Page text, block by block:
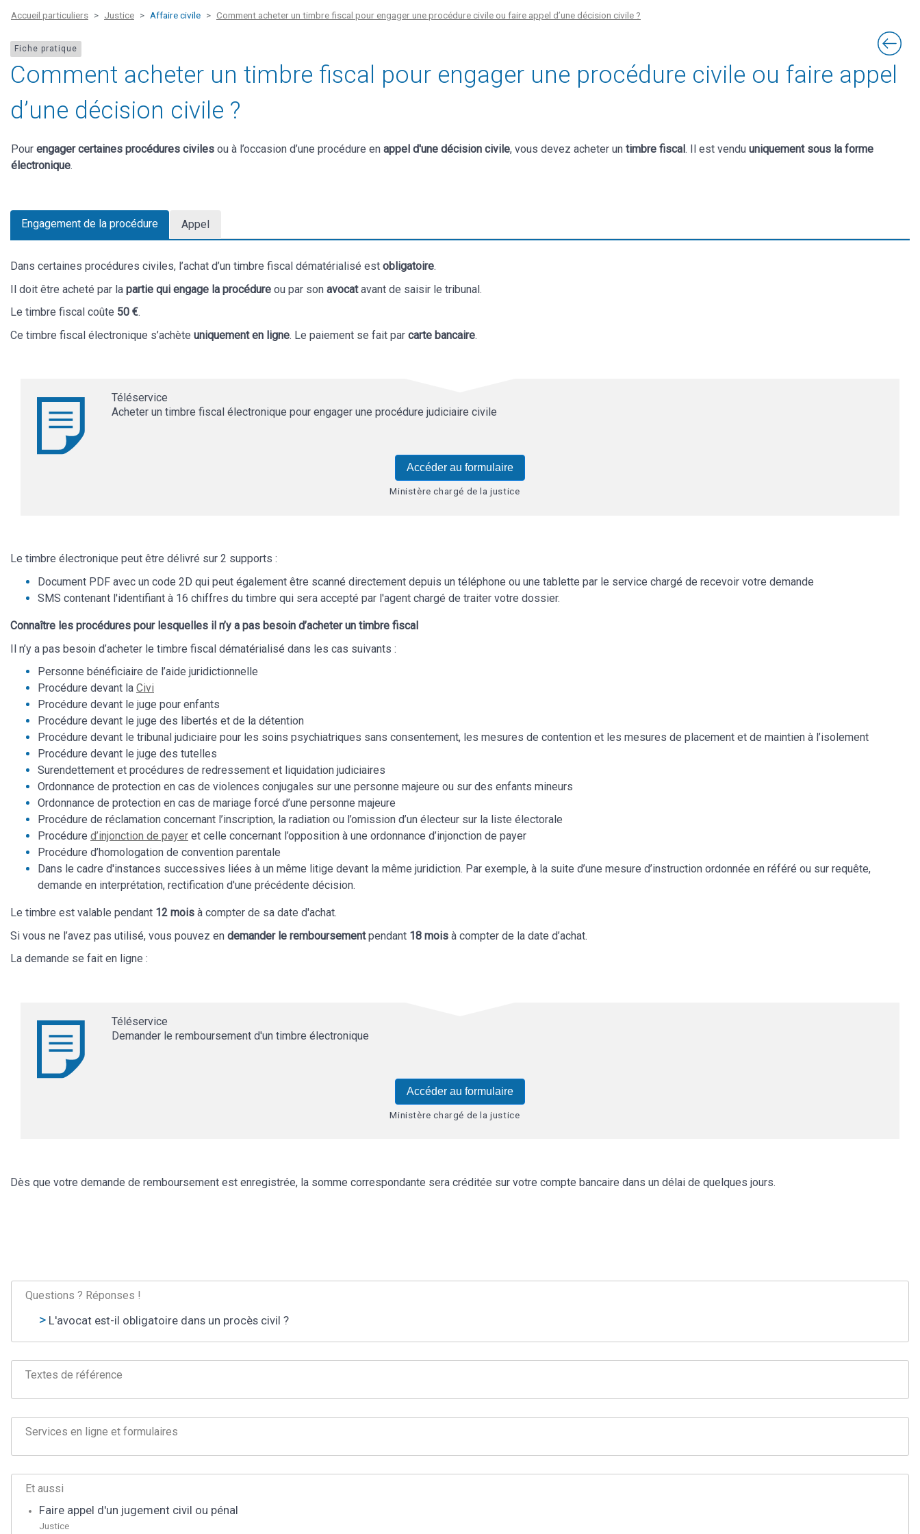
Accueil particuliers Justice Affaire civile Comment acheter un timbre fiscal pour engager une procédure civile ou faire appel d’une décision civile ?
Fiche pratique
Comment acheter un timbre fiscal pour engager une procédure civile ou faire appel
d’une décision civile ?
Pour engager certaines procédures civiles ou à l’occasion d’une procédure en appel d'une décision civile, vous devez acheter un timbre fiscal . Il est vendu uniquement sous la forme
électronique.
Engagement de la procédure Appel
Dans certaines procédures civiles, l’achat d’un timbre fiscal dématérialisé est obligatoire.
Il doit être acheté par la partie qui engage la procédure ou par son avocatavant de saisir le tribunal.
Le timbre fiscal coûte 50 €.
Ce timbre fiscal électronique s’achète uniquement en ligne. Le paiement se fait par carte bancaire.
Téléservice
Acheter un timbre fiscal électronique pour engager une procédure judiciaire civile
Accéder au formulaire
Ministère chargé de la justice
Le timbre électronique peut être délivré sur 2 supports :
Document PDF avec un code 2D qui peut également être scanné directement depuis un téléphone ou une tablette par le service chargé de recevoir votre demande
SMS contenant l'identifiant à 16 chiffres du timbre qui sera accepté par l'agent chargé de traiter votre dossier.
Connaître les procédures pour lesquelles il n’y a pas besoin d’acheter un timbre fiscal
Il n’y a pas besoin d’acheter le timbre fiscal dématérialisé dans les cas suivants :
Personne bénéficiaire de l’aide juridictionnelle
Procédure devant la Civi
Procédure devant le juge pour enfants
Procédure devant le juge des libertés et de la détention
Procédure devant le tribunal judiciaire pour les soins psychiatriques sans consentement, les mesures de contention et les mesures de placement et de maintien à l’isolement
Procédure devant le juge des tutelles
Surendettement et procédures de redressement et liquidation judiciaires
Ordonnance de protection en cas de violences conjugales sur une personne majeure ou sur des enfants mineurs
Ordonnance de protection en cas de mariage forcé d’une personne majeure
Procédure de réclamation concernant l’inscription, la radiation ou l’omission d’un électeur sur la liste électorale
Procédure d’injonction de payer et celle concernant l’opposition à une ordonnance d’injonction de payer
Procédure d’homologation de convention parentale
Dans le cadre d'instances successives liées à un même litige devant la même juridiction. Par exemple, à la suite d’une mesure d’instruction ordonnée en référé ou sur requête,
demande en interprétation, rectification d'une précédente décision.
Le timbre est valable pendant 12 mois à compter de sa date d'achat.
Si vous ne l’avez pas utilisé, vous pouvez en demander le remboursementpendant 18 mois à compter de la date d’achat.
La demande se fait en ligne :
Téléservice
Demander le remboursement d'un timbre électronique
Accéder au formulaire
Ministère chargé de la justice
Dès que votre demande de remboursement est enregistrée, la somme correspondante sera créditée sur votre compte bancaire dans un délai de quelques jours.
Questions ? Réponses !
L'avocat est-il obligatoire dans un procès civil ?
Textes de référence
Services en ligne et formulaires
Et aussi
Faire appel d'un jugement civil ou pénal
Justice